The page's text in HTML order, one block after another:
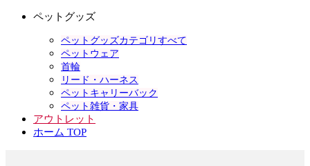
ペットグッズ
ペットグッズカテゴリすべて
ペットウェア
首輪
リード・ハーネス
ペットキャリーバック
ペット雑貨・家具
アウトレット
ホーム TOP